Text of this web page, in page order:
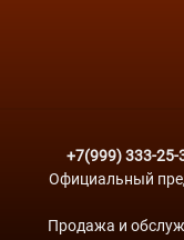
+7(999) 333-25-
Официальный
Продажа и